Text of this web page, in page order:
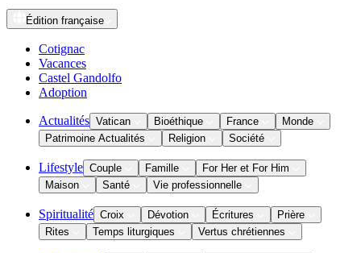
Édition française
Cotignac
Vacances
Castel Gandolfo
Adoption
Actualités Vatican Bioéthique France
Monde
Patrimoine Actualités
Religion Société
Lifestyle Couple Famille
For Her et For Him
Maison
Santé Vie professionnelle
Spiritualité Croix Dévotion Écritures
Prière
Rites
Temps liturgiques Vertus chrétiennes